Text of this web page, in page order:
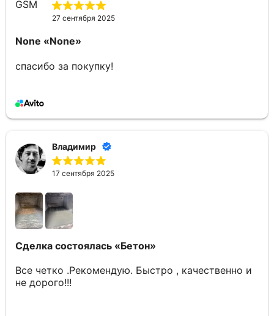
27 сентября 2025
None «None»
спасибо за покупку!
Владимир
17 сентября 2025
Сделка состоялась «Бетон»
Все четко .Рекомендую. Быстро , качественно и
не дорого!!!